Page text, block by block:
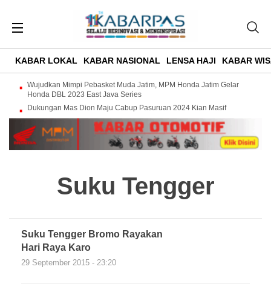
KABAR LOKAL KABAR NASIONAL LENSA HAJI KABAR
Wujudkan Mimpi Pebasket Muda Jatim, MPM Honda Jatim Gelar
Honda DBL 2023 East Java Series
Dukungan Mas Dion Maju Cabup Pasuruan 2024 Kian Masif
Suku Tengger
Suku Tengger Bromo Rayakan
Hari Raya Karo
29 September 2015 - 23:20